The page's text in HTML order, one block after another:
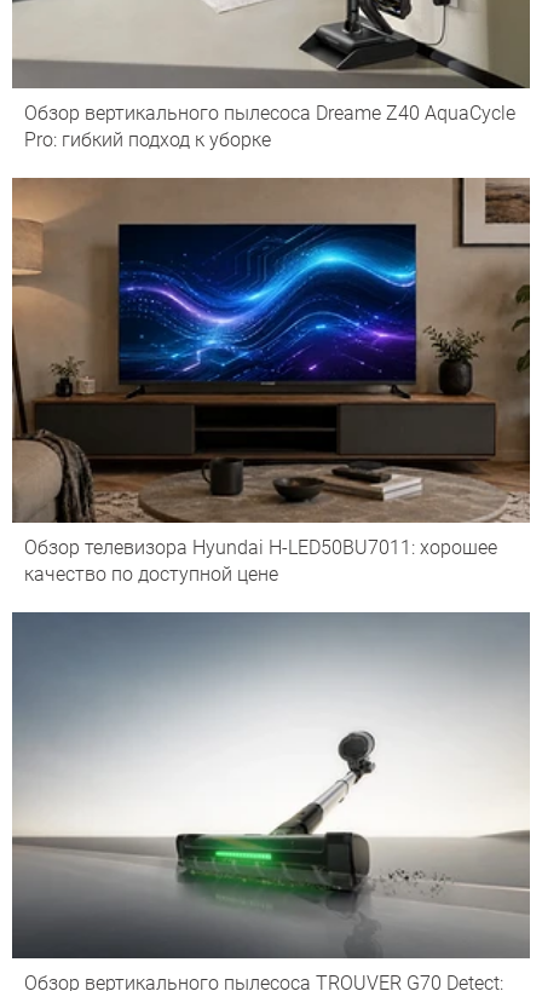
Обзор вертикального пылесоса Dreame Z40 AquaCycle
Pro: гибкий подход к уборке
Обзор телевизора Hyundai H-LED50BU7011: хорошее
качество по доступной цене
Обзор вертикального пылесоса TROUVER G70 Detect: